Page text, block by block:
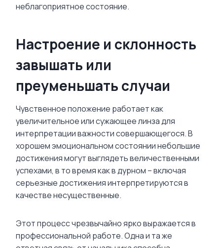
неблагоприятное состояние.
Настроение и склонность
завышать или
преуменьшать случаи
Чувственное положение работает как
увеличительное или сужающее линза для
интерпретации важности совершающегося. В
хорошем эмоциональном состоянии небольшие
достижения могут выглядеть величественными
успехами, в то время как в дурном – включая
серьезные достижения интерпретируются в
качестве несущественные.
Этот процесс чрезвычайно ярко выражается в
профессиональной работе. Одна и та же